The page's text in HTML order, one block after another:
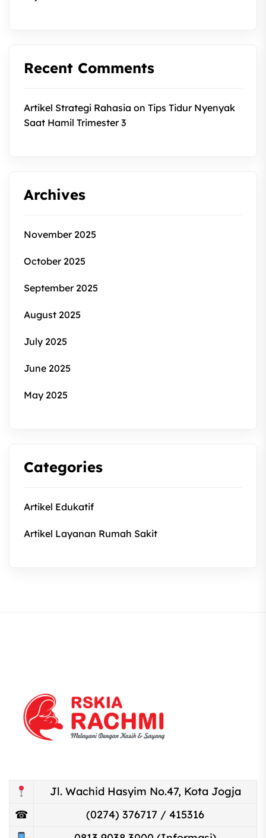
Recent Comments
Artikel Strategi Rahasia on Tips Tidur Nyenyak
Saat Hamil Trimester 3
Archives
November 2025
October 2025
September 2025
August 2025
July 2025
June 2025
May 2025
Categories
Artikel Edukatif
Artikel Layanan Rumah Sakit
Jl. Wachid Hasyim No.47, Kota Jogja
☎
(0274) 376717 / 415316